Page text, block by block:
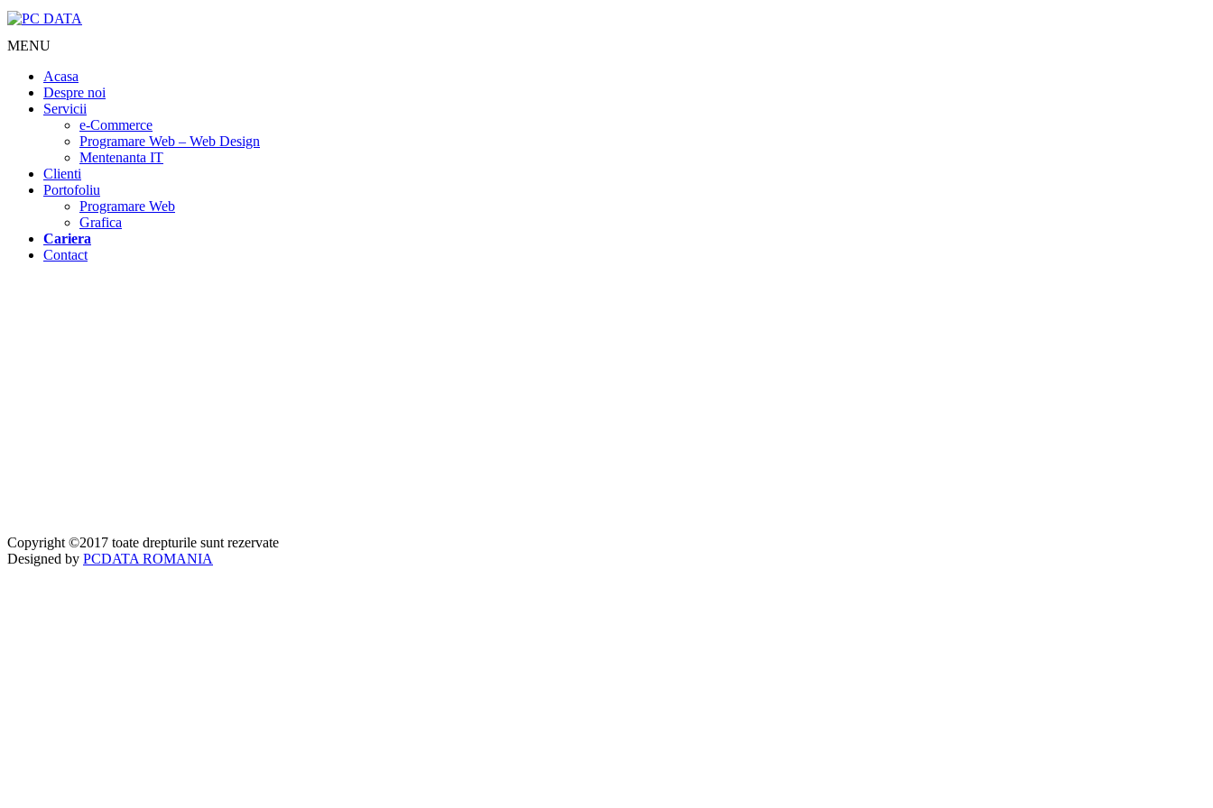
MENU
Acasa
Despre noi
Servicii
e-Commerce
Programare Web – Web Design
Mentenanta IT
Clienti
Portofoliu
Programare Web
Grafica
Cariera
Contact
Copyright ©2017 toate drepturile sunt rezervate
Designed by PCDATA ROMANIA